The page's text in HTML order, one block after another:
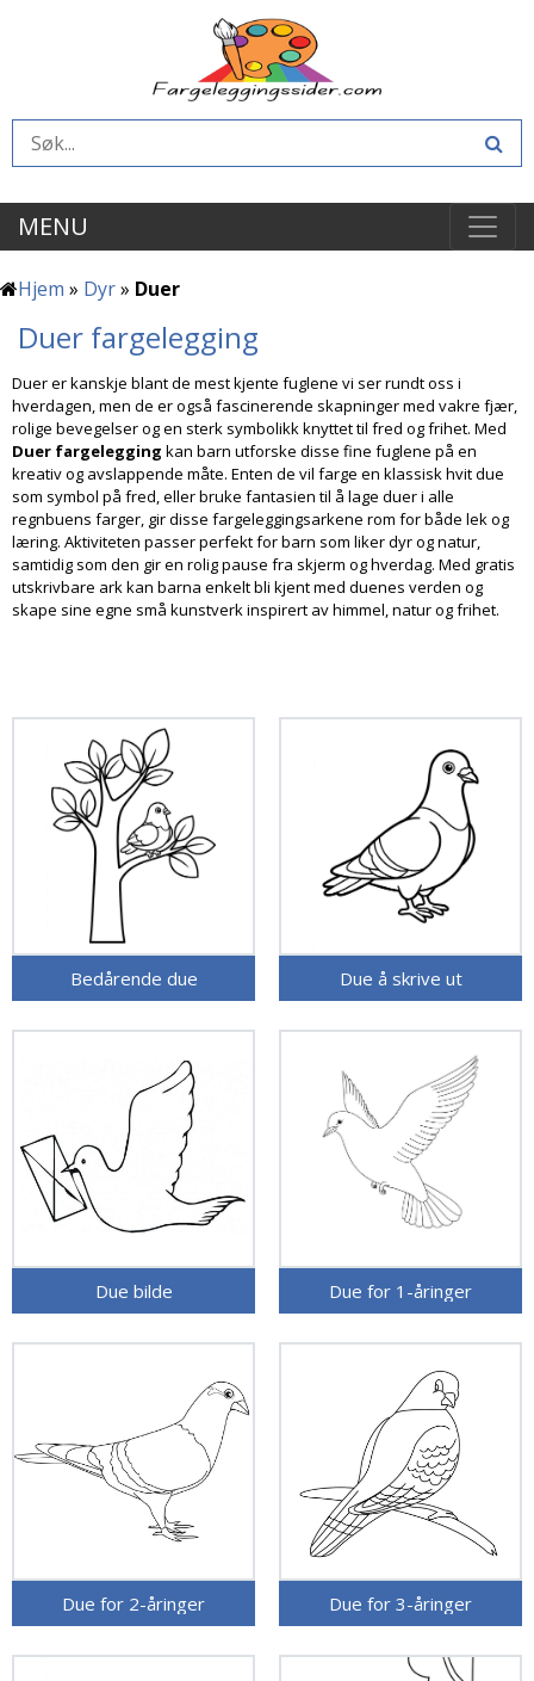
MENU
Hjem » Dyr» Duer
Duer fargelegging
Duer er kanskje blant de mest kjente fuglene vi ser rundt oss i
hverdagen, men de er også fascinerende skapninger med vakre fjær,
rolige bevegelser og en sterk symbolikk knyttet til fred og frihet. Med
Duer fargelegging kan barn utforske disse fine fuglene på en
kreativ og avslappende måte. Enten de vil farge en klassisk hvit due
som symbol på fred, eller bruke fantasien til å lage duer i alle
regnbuens farger, gir disse fargeleggingsarkene rom for både lek og
læring. Aktiviteten passer perfekt for barn som liker dyr og natur,
samtidig som den gir en rolig pause fra skjerm og hverdag. Med gratis
utskrivbare ark kan barna enkelt bli kjent med duenes verden og
skape sine egne små kunstverk inspirert av himmel, natur og frihet.
Bedårende due Due å skrive ut
Due bilde Due for 1-åringer
Due for 2-åringer Due for 3-åringer